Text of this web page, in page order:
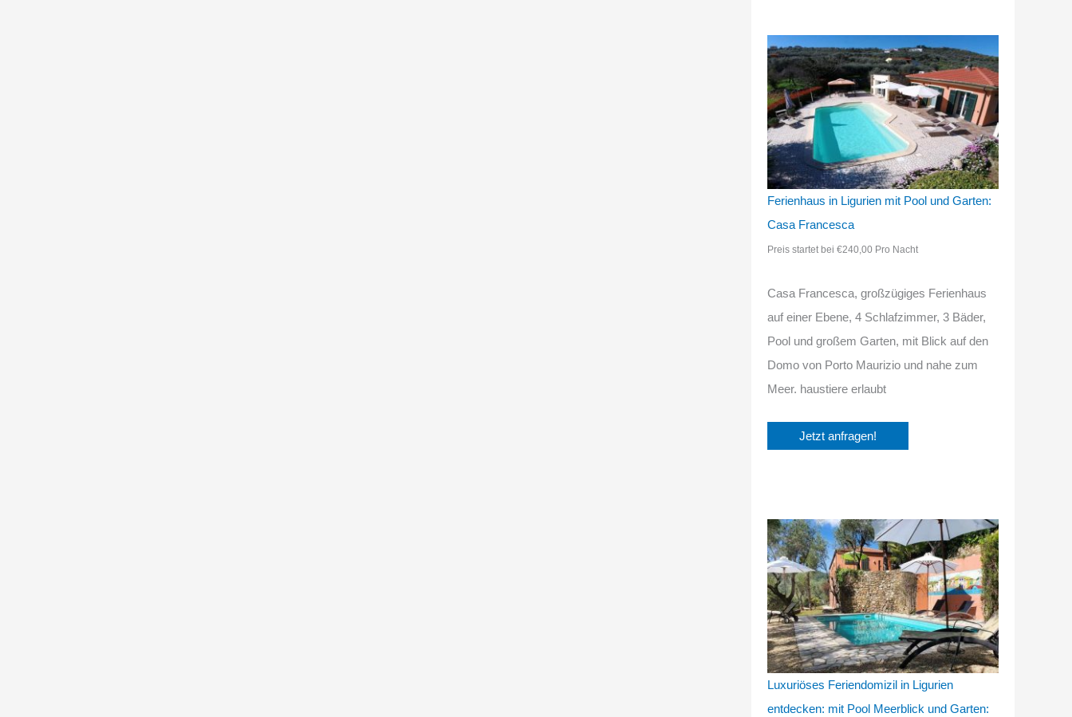
Ferienhaus in Ligurien mit Pool und Garten:
Casa Francesca
Preis startet bei €240,00 Pro Nacht
Casa Francesca, großzügiges Ferienhaus
auf einer Ebene, 4 Schlafzimmer, 3 Bäder,
Pool und großem Garten, mit Blick auf den
Domo von Porto Maurizio und nahe zum
Meer. haustiere erlaubt
Luxuriöses Feriendomizil in Ligurien
entdecken: mit Pool Meerblick und Garten: